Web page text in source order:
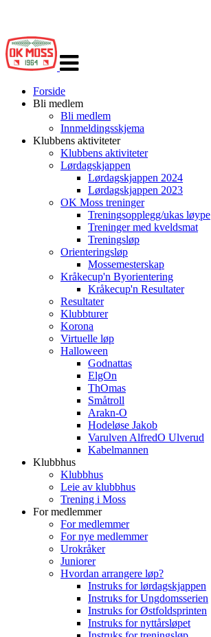
navigasjon
Forside
Bli medlem
Bli medlem
Innmeldingsskjema
Klubbens aktiviteter
Klubbens aktiviteter
Lørdagskjappen
Lørdagskjappen 2024
Lørdagskjappen 2023
OK Moss treninger
Treningsopplegg/ukas løype
Treninger med kveldsmat
Treningsløp
Orienteringsløp
Mossemesterskap
Kråkecup'n Byorientering
Kråkecup'n Resultater
Resultater
Klubbturer
Korona
Virtuelle løp
Halloween
Godnattas
ElgOn
ThOmas
Småtroll
Arakn-O
Hodeløse Jakob
Varulven AlfredO Ulverud
Kabelmannen
Klubbhus
Klubbhus
Leie av klubbhus
Trening i Moss
For medlemmer
For medlemmer
For nye medlemmer
Urokråker
Juniorer
Hvordan arrangere løp?
Instruks for lørdagskjappen
Instruks for Ungdomsserien
Instruks for Østfoldsprinten
Instruks for nyttårsløpet